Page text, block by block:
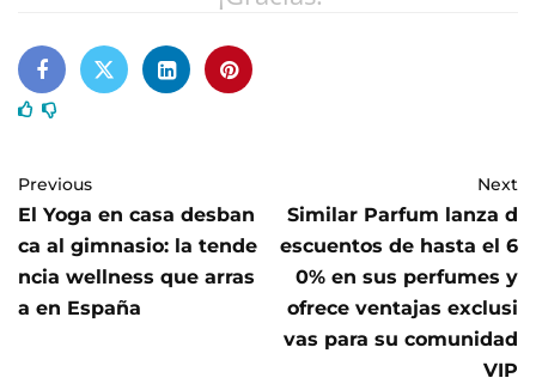
Previous
El Yoga en casa desban
ca al gimnasio: la tende
ncia wellness que arras
a en España
Next
Similar Parfum lanza d
escuentos de hasta el 6
0% en sus perfumes y
ofrece ventajas exclusi
vas para su comunidad
VIP